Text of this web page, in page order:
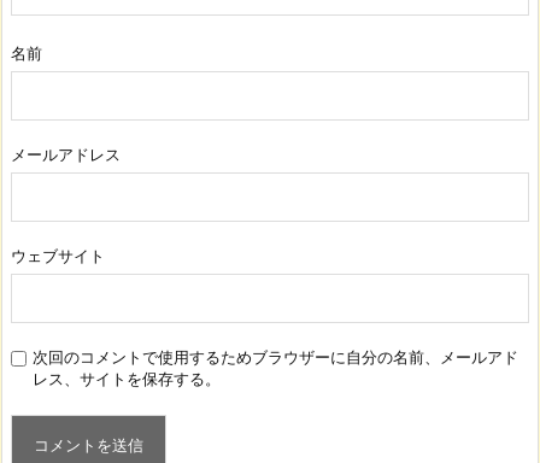
名前
メールアドレス
ウェブサイト
次回のコメントで使用するためブラウザーに自分の名前、メールアド
レス、サイトを保存する。